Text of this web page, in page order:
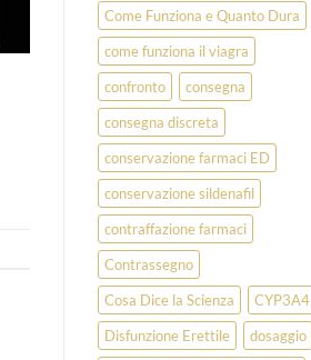
Come Funziona e Quanto Dura
come funziona il viagra
confronto
consegna
consegna discreta
conservazione farmaci ED
conservazione sildenafil
contraffazione farmaci
Contrassegno
Cosa Dice la Scienza
CYP3A4
Disfunzione Erettile
dosaggio